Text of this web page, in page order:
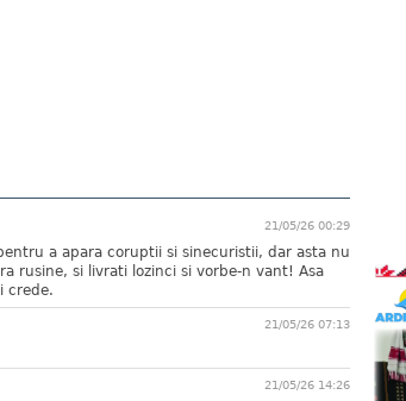
21/05/26 00:29
a apara coruptii si sinecuristii, dar asta nu
rusine, si livrati lozinci si vorbe-n vant! Asa
crede.
21/05/26 07:13
21/05/26 14:26